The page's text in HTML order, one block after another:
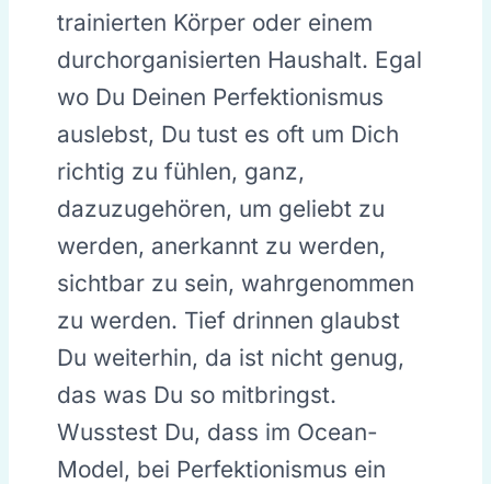
trainierten Körper oder einem
durchorganisierten Haushalt. Egal
wo Du Deinen Perfektionismus
auslebst, Du tust es oft um Dich
richtig zu fühlen, ganz,
dazuzugehören, um geliebt zu
werden, anerkannt zu werden,
sichtbar zu sein, wahrgenommen
zu werden. Tief drinnen glaubst
Du weiterhin, da ist nicht genug,
das was Du so mitbringst.
Wusstest Du, dass im Ocean-
Model, bei Perfektionismus ein